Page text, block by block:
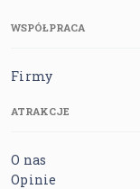
WSPÓŁPRACA
Firmy
ATRAKCJE
O nas
Opinie